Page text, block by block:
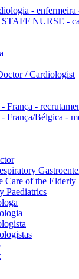
-
STAFF NURSE -
/ Cardiologist
França -
França/Bélgica -
Care of the Elderly
Paediatrics